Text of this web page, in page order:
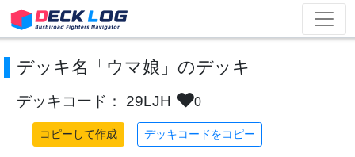
デッキ名「ウマ娘」のデッキ
デッキコード： 29LJH 0
コピーして作成 デッキコードをコピー